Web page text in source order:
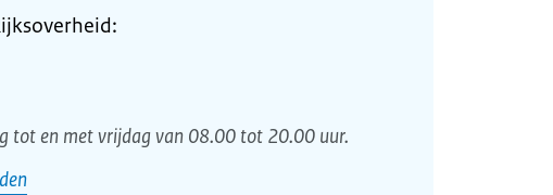
tot en met vrijdag van 08.00 tot 20.00 uur.